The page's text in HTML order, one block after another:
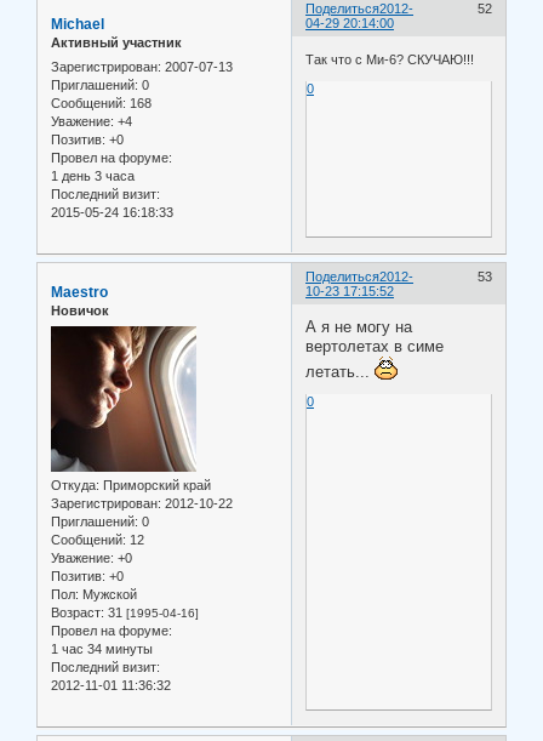
Поделиться 52
2012-
04-29 20:14:00
Michael
Активный участник
Зарегистрирован: 2007-07-13
Приглашений: 0
Сообщений: 168
Уважение: +4
Позитив: +0
Провел на форуме:
1 день 3 часа
Последний визит:
2015-05-24 16:18:33
Так что с Ми-6? СКУЧАЮ!!!
0
Поделиться 53
2012-
10-23 17:15:52
Maestro
Новичок
Откуда: Приморский край
Зарегистрирован: 2012-10-22
Приглашений: 0
Сообщений: 12
Уважение: +0
Позитив: +0
Пол: Мужской
Возраст: 31 [1995-04-16]
Провел на форуме:
1 час 34 минуты
Последний визит:
2012-11-01 11:36:32
А я не могу на
вертолетах в симе
летать...
0